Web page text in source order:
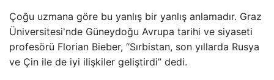
Çoğu uzmana göre bu yanlış bir yanlış anlamadır. Graz
Üniversitesi'nde Güneydoğu Avrupa tarihi ve siyaseti
profesörü Florian Bieber, “Sırbistan, son yıllarda Rusya
ve Çin ile de iyi ilişkiler geliştirdi” dedi.